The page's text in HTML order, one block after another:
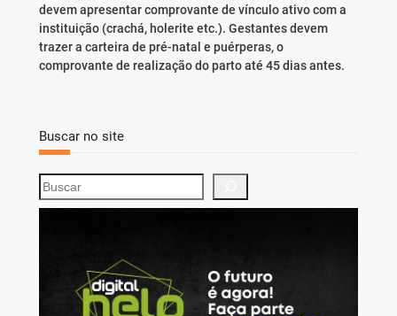
devem apresentar comprovante de vínculo ativo com a
instituição (crachá, holerite etc.). Gestantes devem
trazer a carteira de pré-natal e puérperas, o
comprovante de realização do parto até 45 dias antes.
Buscar no site
S
e